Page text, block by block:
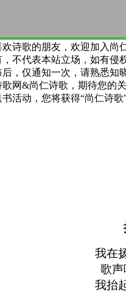
诗歌的朋友，欢迎加入尚
不代表本站立场，如有侵
，仅通知一次，请熟悉知
网&尚仁诗歌，期待您的关
活动，您将获得“尚仁诗
我在
歌声
我抬